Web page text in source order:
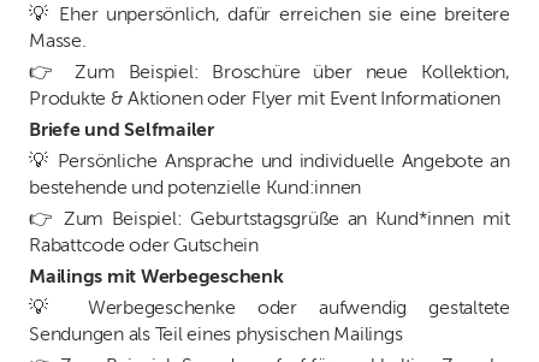
💡 Eher unpersönlich, dafür erreichen sie eine breitere
Masse.
👉 Zum Beispiel: Broschüre über neue Kollektion,
Produkte & Aktionen oder Flyer mit Event Informationen
Briefe und Selfmailer
💡 Persönliche Ansprache und individuelle Angebote an
bestehende und potenzielle Kund:innen
👉 Zum Beispiel: Geburtstagsgrüße an Kund*innen mit
Rabattcode oder Gutschein
Mailings mit Werbegeschenk
💡 Werbegeschenke oder aufwendig gestaltete
Sendungen als Teil eines physischen Mailings